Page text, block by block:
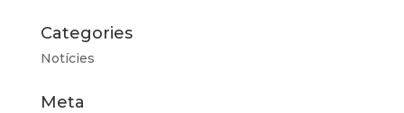
Categories
Notícies
Meta